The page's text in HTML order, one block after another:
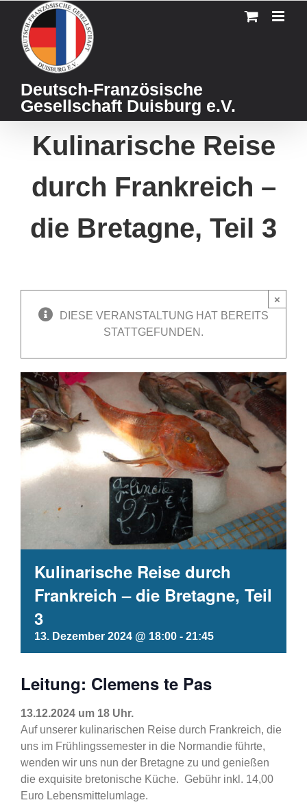
content
Deutsch-Französische
Gesellschaft Duisburg e.V.
Kulinarische Reise
durch Frankreich –
die Bretagne, Teil 3
DIESE VERANSTALTUNG HAT BEREITS
STATTGEFUNDEN.
×
Kulinarische Reise durch
Frankreich – die Bretagne, Teil
3
13. Dezember 2024 @ 18:00 - 21:45
Leitung: Clemens te Pas
13.12.2024 um 18 Uhr.
Auf unserer kulinarischen Reise durch Frankreich, die
uns im Frühlingssemester in die Normandie führte,
wenden wir uns nun der Bretagne zu und genießen
die exquisite bretonische Küche. Gebühr inkl. 14,00
Euro Lebensmittelumlage.